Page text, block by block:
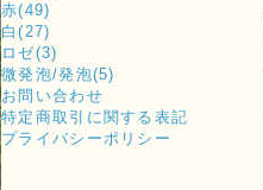
赤(49)
白(27)
ロゼ(3)
微発泡/発泡(5)
お問い合わせ
特定商取引に関する表記
プライバシーポリシー